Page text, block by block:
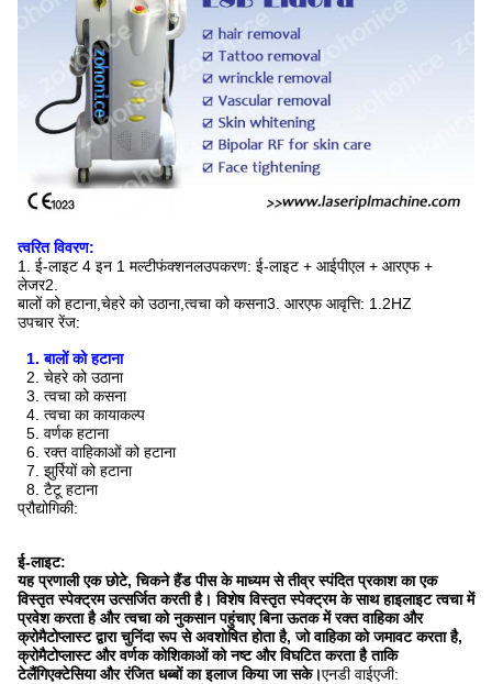
त्वरित विवरण:
1. ई-लाइट 4 इन 1 मल्टीफंक्शनलउपकरण: ई-लाइट + आईपीएल + आरएफ +
लेजर2.
बालों को हटाना,चेहरे को उठाना,त्वचा को कसना3. आरएफ आवृत्ति: 1.2HZ
उपचार रेंज:
1. बालों को हटाना
2. चेहरे को उठाना
3. त्वचा को कसना
4. त्वचा का कायाकल्प
5. वर्णक हटाना
6. रक्त वाहिकाओं को हटाना
7. झुर्रियों को हटाना
8. टैटू हटाना
प्रौद्योगिकी:
ई-लाइट:
यह प्रणाली एक छोटे, चिकने हैंड पीस के माध्यम से तीव्र स्पंदित प्रकाश का एक
विस्तृत स्पेक्ट्रम उत्सर्जित करती है। विशेष विस्तृत स्पेक्ट्रम के साथ हाइलाइट त्वचा में
प्रवेश करता है और त्वचा को नुकसान पहुंचाए बिना ऊतक में रक्त वाहिका और
क्रोमैटोप्लास्ट द्वारा चुनिंदा रूप से अवशोषित होता है, जो वाहिका को जमावट करता है,
क्रोमैटोप्लास्ट और वर्णक कोशिकाओं को नष्ट और विघटित करता है ताकि
टेलैंगिएक्टेसिया और रंजित धब्बों का इलाज किया जा सके।एनडी वाईएजी: